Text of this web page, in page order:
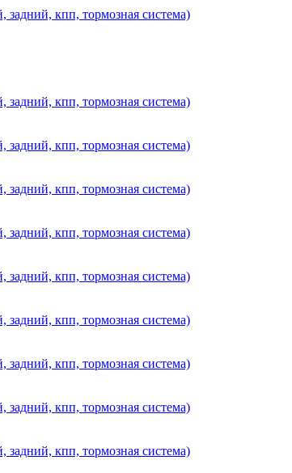
задний, кпп, тормозная система)
задний, кпп, тормозная система)
задний, кпп, тормозная система)
задний, кпп, тормозная система)
задний, кпп, тормозная система)
задний, кпп, тормозная система)
задний, кпп, тормозная система)
задний, кпп, тормозная система)
задний, кпп, тормозная система)
задний, кпп, тормозная система)